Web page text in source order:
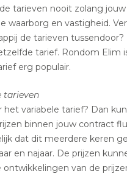
tarieven nooit zolang
waarborg en vastigheid.
de tarieven tussendoor?
tarief. Rondom Elim
erg populair.
tarieven
het variabele tarief? Dan
binnen jouw contract
dat dit meerdere keren
en najaar. De prijzen
ontwikkelingen van de